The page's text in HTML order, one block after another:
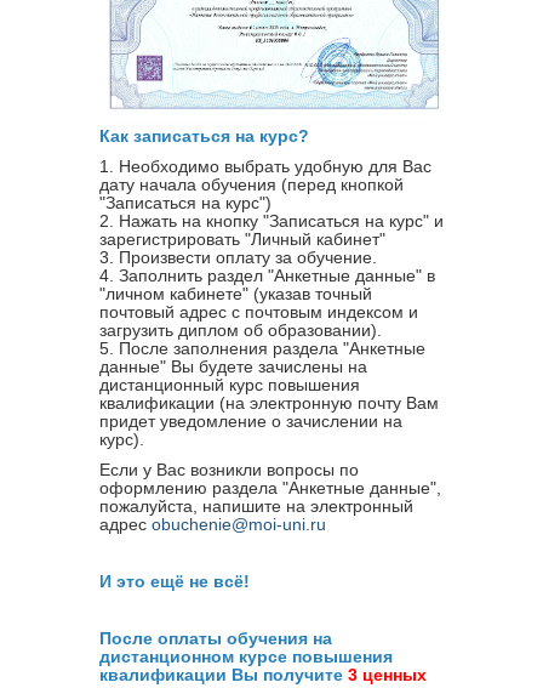
Как записаться на курс?
1. Необходимо выбрать удобную для Вас
дату начала обучения (перед кнопкой
"Записаться на курс")
2. Нажать на кнопку "Записаться на курс" и
зарегистрировать "Личный кабинет"
3. Произвести оплату за обучение.
4. Заполнить раздел "Анкетные данные" в
"личном кабинете" (указав точный
почтовый адрес с почтовым индексом и
загрузить диплом об образовании).
5. После заполнения раздела "Анкетные
данные" Вы будете зачислены на
дистанционный курс повышения
квалификации (на электронную почту Вам
придет уведомление о зачислении на
курс).
Если у Вас возникли вопросы по
оформлению раздела "Анкетные данные",
пожалуйста, напишите на электронный
адрес obuchenie@moi-uni.ru
И это ещё не всё!
После оплаты обучения на
дистанционном курсе повышения
квалификации Вы получите 3 ценных